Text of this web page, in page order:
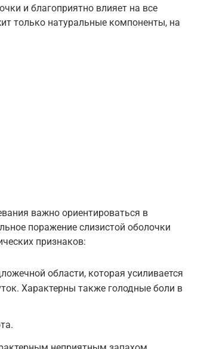
и благоприятно влияет на все
только натуральные компоненты, на
важно ориентироваться в
поражение слизистой оболочки
признаков:
области, которая усиливается
Характерны также голодные боли в